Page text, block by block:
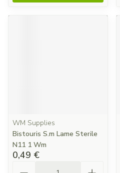
WM Supplies
Bistouris S.m Lame Sterile
N11 1 Wm
0,49 €